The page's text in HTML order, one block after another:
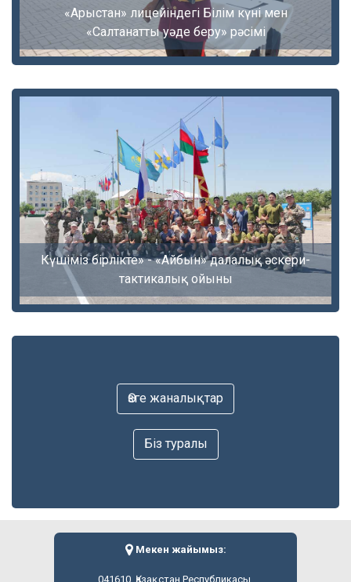
«Арыстан» лицейіндегі Білім күні мен
«Салтанатты уәде беру» рәсімі
Күшіміз бірлікте» - «Айбын» далалық әскери-
тактикалық ойыны
Өзге жаналықтар
Біз туралы
Мекен жайымыз:
041610, Қазақстан Республикасы,